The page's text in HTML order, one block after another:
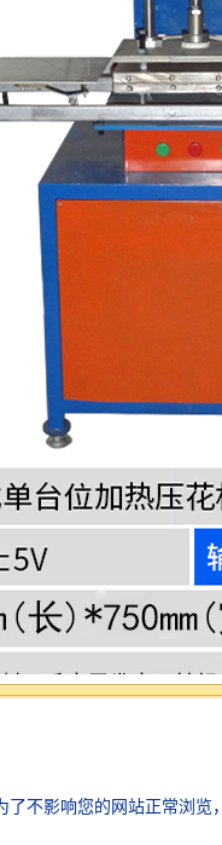
，平面压花和凹凸
两种压花加工时应